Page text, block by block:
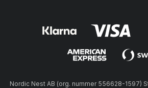
Nordic Nest AB (org. nummer 556628-1597)